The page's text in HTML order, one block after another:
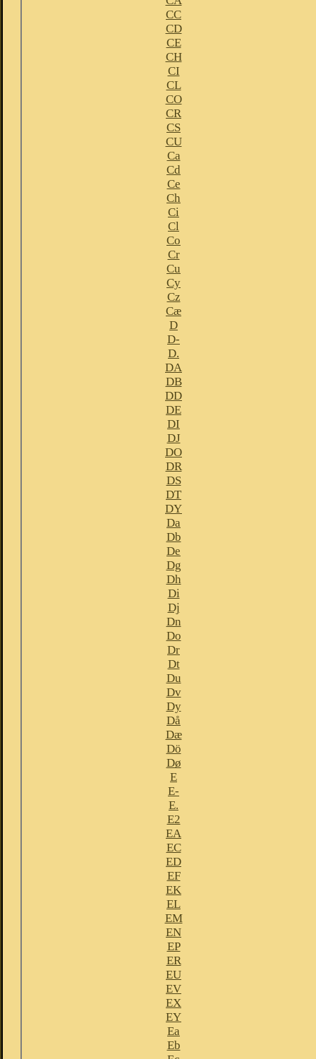
CC
CD
CE
CH
CI
CL
CO
CR
CS
CU
Ca
Cd
Ce
Ch
Ci
Cl
Co
Cr
Cu
Cy
Cz
Cæ
D
D-
D.
DA
DB
DD
DE
DI
DJ
DO
DR
DS
DT
DY
Da
Db
De
Dg
Dh
Di
Dj
Dn
Do
Dr
Dt
Du
Dv
Dy
Då
Dæ
Dö
Dø
E
E-
E.
E2
EA
EC
ED
EF
EK
EL
EM
EN
EP
ER
EU
EV
EX
EY
Ea
Eb